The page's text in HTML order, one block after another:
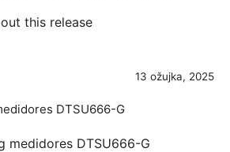
this release
13 ožujka, 2025
DTSU666-G
medidores DTSU666-G